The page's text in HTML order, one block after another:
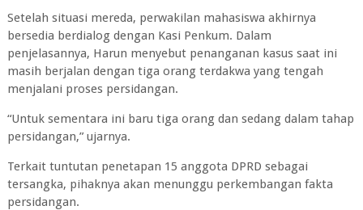
Setelah situasi mereda, perwakilan mahasiswa akhirnya
bersedia berdialog dengan Kasi Penkum. Dalam
penjelasannya, Harun menyebut penanganan kasus saat ini
masih berjalan dengan tiga orang terdakwa yang tengah
menjalani proses persidangan.
“Untuk sementara ini baru tiga orang dan sedang dalam tahap
persidangan,” ujarnya.
Terkait tuntutan penetapan 15 anggota DPRD sebagai
tersangka, pihaknya akan menunggu perkembangan fakta
persidangan.